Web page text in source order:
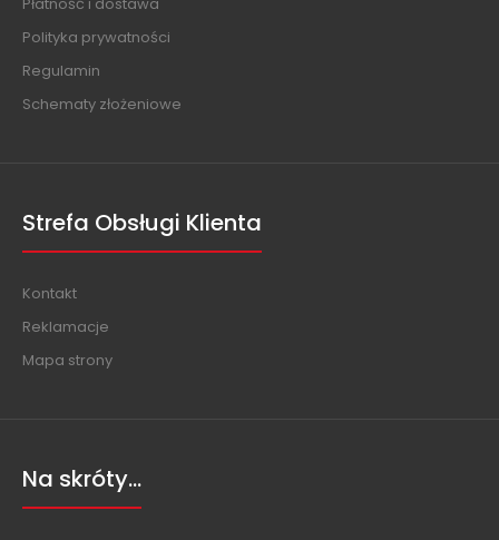
Polityka prywatności
Regulamin
Schematy złożeniowe
Strefa Obsługi Klienta
Kontakt
Reklamacje
Mapa strony
Na skróty...